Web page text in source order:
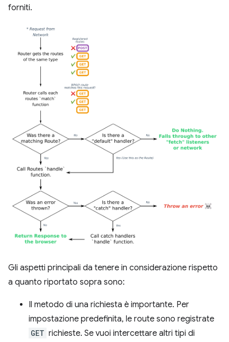
forniti.
Gli aspetti principali da tenere in considerazione rispetto
a quanto riportato sopra sono:
Il metodo di una richiesta è importante. Per
impostazione predefinita, le route sono registrate
GET richieste. Se vuoi intercettare altri tipi di